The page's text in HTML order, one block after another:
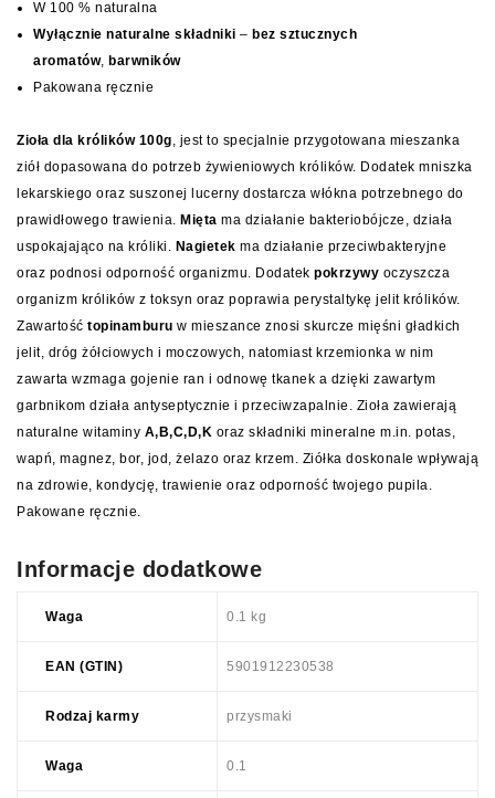
W 100 % naturalna
Wyłącznie naturalne składniki – bez sztucznych
aromatów, barwników
Pakowana ręcznie
Zioła dla królików 100g, jest to specjalnie przygotowana mieszanka
ziół dopasowana do potrzeb żywieniowych królików. Dodatek mniszka
lekarskiego oraz suszonej lucerny dostarcza włókna potrzebnego do
prawidłowego trawienia. Mięta ma działanie bakteriobójcze, działa
uspokajająco na króliki. Nagietek ma działanie przeciwbakteryjne
oraz podnosi odporność organizmu. Dodatek pokrzywy oczyszcza
organizm królików z toksyn oraz poprawia perystaltykę jelit królików.
Zawartość topinamburu w mieszance znosi skurcze mięśni gładkich
jelit, dróg żółciowych i moczowych, natomiast krzemionka w nim
zawarta wzmaga gojenie ran i odnowę tkanek a dzięki zawartym
garbnikom działa antyseptycznie i przeciwzapalnie. Zioła zawierają
naturalne witaminy A,B,C,D,K oraz składniki mineralne m.in. potas,
wapń, magnez, bor, jod, żelazo oraz krzem. Ziółka doskonale wpływają
na zdrowie, kondycję, trawienie oraz odporność twojego pupila.
Pakowane ręcznie.
Informacje dodatkowe
Waga 0.1 kg
EAN (GTIN) 5901912230538
Rodzaj karmy przysmaki
Waga 0.1